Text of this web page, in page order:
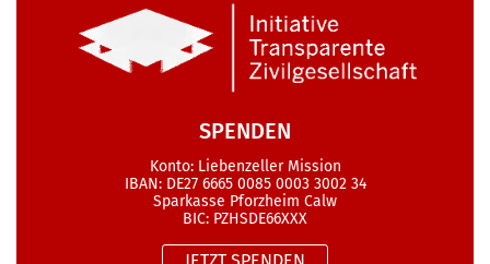
SPENDEN
Konto: Liebenzeller Mission
IBAN: DE27 6665 0085 0003 3002 34
Sparkasse Pforzheim Calw
BIC: PZHSDE66XXX
JETZT SPENDEN